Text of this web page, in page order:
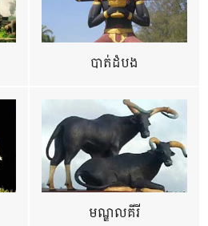
បាត់ដំបង
មណ្ឌលគីរី